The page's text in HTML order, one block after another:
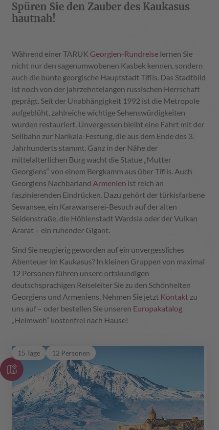
Spüren Sie den Zauber des Kaukasus
hautnah!
Während einer TARUK Georgien-Rundreise lernen Sie
nicht nur den sagenumwobenen Kasbek kennen, sondern
auch die bunte georgische Hauptstadt Tiflis. Das Stadtbild
ist noch von der jahrzehntelangen russischen Herrschaft
geprägt. Seit der Unabhängigkeit 1992 ist die Metropole
aufgeblüht, zahlreiche wichtige Sehenswürdigkeiten
wurden restauriert. Unvergessen bleibt eine Fahrt mit der
Seilbahn zur Narikala-Festung, die aus dem Ende des 3.
Jahrhunderts stammt. Ganz in der Nähe der
mittelalterlichen Burg wacht die Statue „Mutter
Georgiens“ von einem Bergkamm aus über Tiflis. Auch
Georgiens Nachbarland Armenien ist reich an
faszinierenden Eindrücken. Dazu gehört der türkisfarbene
Sewansee, ein Karawanserei-Besuch auf der alten
Seidenstraße, die Höhlenstadt Wardsia oder der Vulkan
Ararat – ein ruhender Gigant.
Sind Sie neugierig geworden auf ein unvergessliches
Abenteuer im Kaukasus? In kleinen Gruppen von maximal
12 Personen führen unsere ortskundigen
deutschsprachigen Reiseleiter Sie zu den Schönheiten
Georgiens und Armeniens. Nehmen Sie jetzt Kontakt zu
uns auf – oder bestellen Sie unseren Europakatalog
„Heimweh“ kostenfrei nach Hause!
15 Tage 12 Personen
Kasbek-Ararat
Georgien/Armenien
Geschichte pur & bei Freunden zu Gast ist das
Motto dieser spannenden Rundreise durch
Georgien & Armenien.